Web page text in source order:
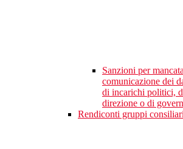
Sanzioni per
comunicazione dei
di incarichi politici,
direzione o di
Rendiconti gruppi